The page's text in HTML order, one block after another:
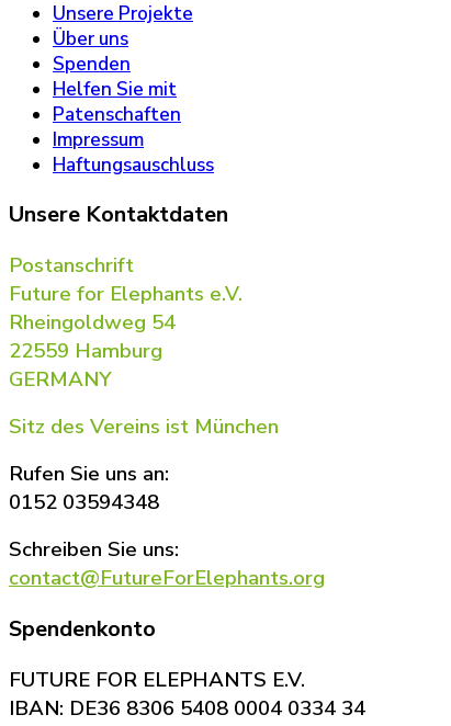
Unsere Projekte
Über uns
Spenden
Helfen Sie mit
Patenschaften
Impressum
Haftungsauschluss
Unsere Kontaktdaten
Postanschrift
Future for Elephants e.V.
Rheingoldweg 54
22559 Hamburg
GERMANY
Sitz des Vereins ist München
Rufen Sie uns an:
0152 03594348
Schreiben Sie uns:
contact@FutureForElephants.org
Spendenkonto
FUTURE FOR ELEPHANTS E.V.
IBAN: DE36 8306 5408 0004 0334 34